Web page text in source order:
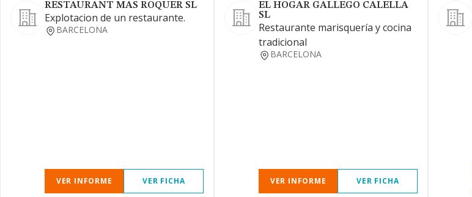
RESTAURANT MAS ROQUER SL
Explotacion de un restaurante.
BARCELONA
VER INFORME VER FICHA
EL HOGAR GALLEGO CALELLA
SL
Restaurante marisquería y cocina
tradicional
BARCELONA
VER INFORME VER FICHA